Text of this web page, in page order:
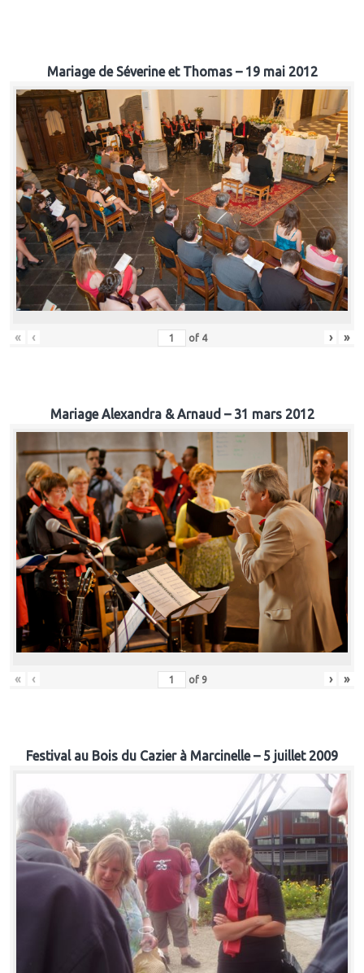
Mariage de Séverine et Thomas – 19 mai 2012
« ‹ of 4 › »
Mariage Alexandra & Arnaud – 31 mars 2012
« ‹ of 9 › »
Festival au Bois du Cazier à Marcinelle – 5 juillet 2009